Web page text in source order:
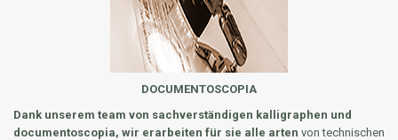
DOCUMENTOSCOPIA
Dank unserem team von sachverständigen kalligraphen und
documentoscopia, wir erarbeiten für sie alle arten von technischen